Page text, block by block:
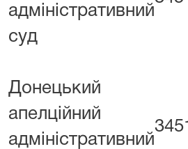
адміністративний
суд
Донецький
апелційний
адміністративний